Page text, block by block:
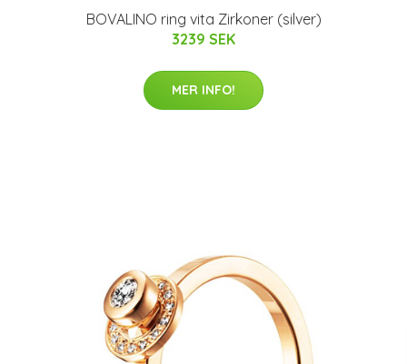
BOVALINO ring vita Zirkoner (silver)
3239 SEK
MER INFO!